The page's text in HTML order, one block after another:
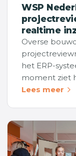
WSP
realtime
Overse
het ERP-
moment ziet
Lees meer